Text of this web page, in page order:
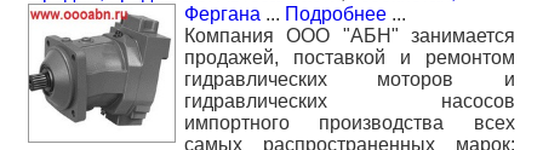
Фергана ... Подробнее ...
Компания ООО "АБН" занимается
продажей, поставкой и ремонтом
гидравлических моторов и
гидравлических насосов
импортного производства всех
самых распространенных марок: